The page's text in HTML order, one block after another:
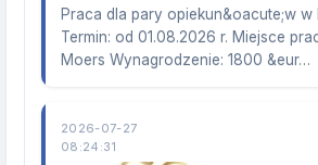
Praca dla pary opiekun&oacute;w w
Termin: od 01.08.2026 r. Miejsce
Moers Wynagrodzenie: 1800 &eur…
2026-07-27
08:24:31